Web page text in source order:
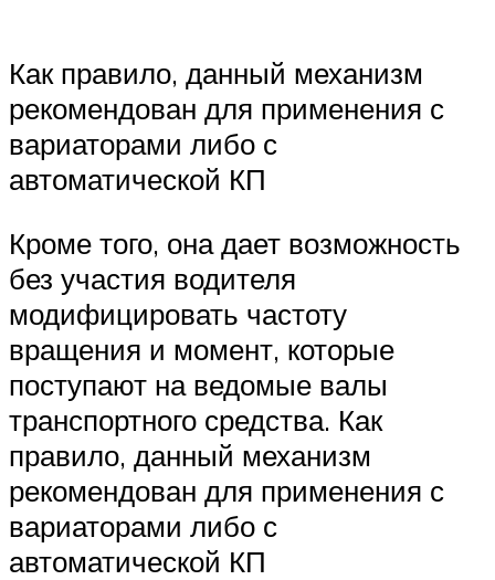
Как правило, данный механизм
рекомендован для применения с
вариаторами либо с
автоматической КП
Кроме того, она дает возможность
без участия водителя
модифицировать частоту
вращения и момент, которые
поступают на ведомые валы
транспортного средства. Как
правило, данный механизм
рекомендован для применения с
вариаторами либо с
автоматической КП